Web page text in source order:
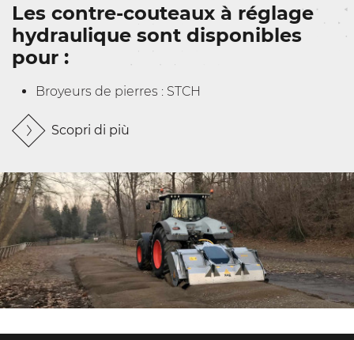
Les contre-couteaux à réglage
hydraulique sont disponibles
pour :
Broyeurs de pierres : STCH
Scopri di più